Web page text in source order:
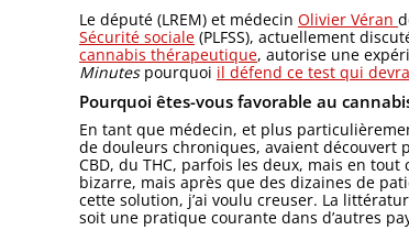
Le député (LREM) et médecin Olivier Véran
Sécurité sociale (PLFSS), actuellement
cannabis thérapeutique​, autorise une
Minutespourquoi il défend ce test qui
Pourquoi êtes-vous favorable au
En tant que médecin, et plus
de douleurs chroniques, avaient découvert
CBD, du THC, parfois les deux, mais en
bizarre, mais après que des dizaines de
cette solution, j’ai voulu creuser. La
soit une pratique courante dans d’autres